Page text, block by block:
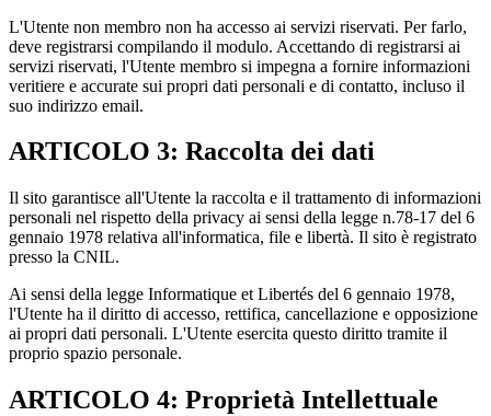
L'Utente non membro non ha accesso ai servizi riservati. Per farlo,
deve registrarsi compilando il modulo. Accettando di registrarsi ai
servizi riservati, l'Utente membro si impegna a fornire informazioni
veritiere e accurate sui propri dati personali e di contatto, incluso il
suo indirizzo email.
ARTICOLO 3: Raccolta dei dati
Il sito garantisce all'Utente la raccolta e il trattamento di informazioni
personali nel rispetto della privacy ai sensi della legge n.78-17 del 6
gennaio 1978 relativa all'informatica, file e libertà. Il sito è registrato
presso la CNIL.
Ai sensi della legge Informatique et Libertés del 6 gennaio 1978,
l'Utente ha il diritto di accesso, rettifica, cancellazione e opposizione
ai propri dati personali. L'Utente esercita questo diritto tramite il
proprio spazio personale.
ARTICOLO 4: Proprietà Intellettuale